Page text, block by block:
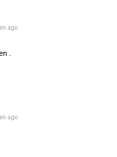
ago
.
ago